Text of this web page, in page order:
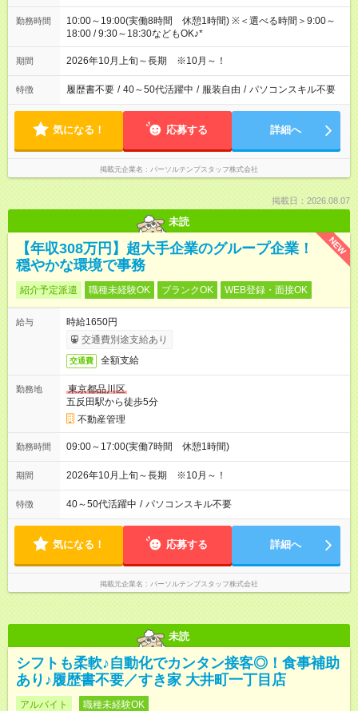
勤務時間
10:00～19:00(実働8時間 休憩1時間) ※＜選べる時間＞9:00～
18:00 / 9:30～18:30などもOK♪*
期間 2026年10月上旬～長期 ※10月～！
特徴 履歴書不要 / 40～50代活躍中 / 服装自由 / パソコンスキル不要
気になる！ 応募する 詳細へ
掲載元企業名 パーソルテンプスタッフ株式会社
掲載日：2026.08.07
未読
NEW
【年収308万円】超大手企業のグループ企業！
穏やかな環境で事務
紹介予定派遣 職種未経験OK ブランクOK WEB登録・面接OK
給与
時給1650円
交通費別途支給あり
交通費 全額支給
勤務地
東京都品川区
五反田駅から徒歩5分
不動産管理
勤務時間 09:00～17:00(実働7時間 休憩1時間)
期間 2026年10月上旬～長期 ※10月～！
特徴 40～50代活躍中 / パソコンスキル不要
気になる！ 応募する 詳細へ
掲載元企業名 パーソルテンプスタッフ株式会社
未読
シフトも柔軟♪自動化でカンタン接客◎！食事補助
あり♪履歴書不要／すき家 大井町一丁目店
アルバイト 職種未経験OK